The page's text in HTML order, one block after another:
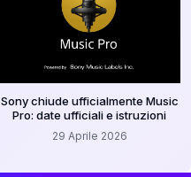
Sony chiude ufficialmente Music
Pro: date ufficiali e istruzioni
29 Aprile 2026